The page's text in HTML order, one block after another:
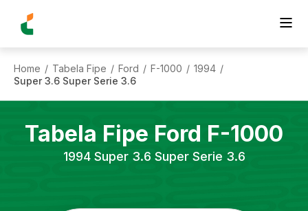
Home / Tabela Fipe / Ford / F-1000 / 1994 /
Super 3.6 Super Serie 3.6
Tabela Fipe Ford F-1000
1994 Super 3.6 Super Serie 3.6